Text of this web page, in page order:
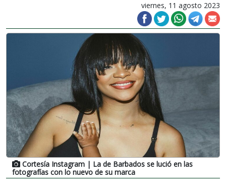
viernes, 11 agosto 2023
Cortesía Instagram | La de Barbados se lució en las
fotografías con lo nuevo de su marca